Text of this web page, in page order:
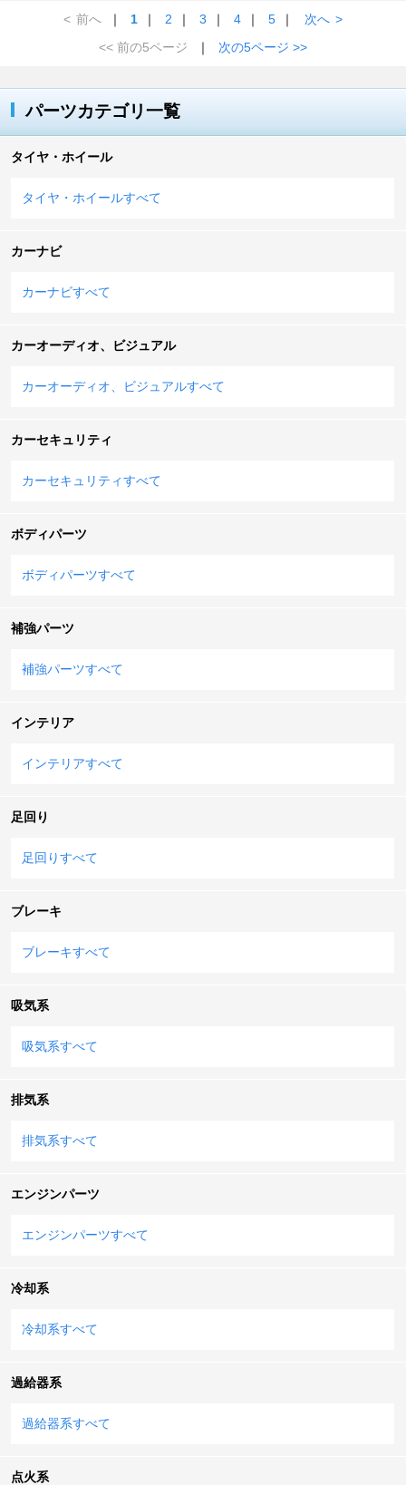
< 前へ ｜ 1 ｜ 2 ｜ 3 ｜ 4 ｜ 5 ｜ 次へ >
<< 前の5ページ
｜ 次の5ページ >>
パーツカテゴリ一覧
タイヤ・ホイール
タイヤ・ホイールすべて
カーナビ
カーナビすべて
カーオーディオ、ビジュアル
カーオーディオ、ビジュアルすべて
カーセキュリティ
カーセキュリティすべて
ボディパーツ
ボディパーツすべて
補強パーツ
補強パーツすべて
インテリア
インテリアすべて
足回り
足回りすべて
ブレーキ
ブレーキすべて
吸気系
吸気系すべて
排気系
排気系すべて
エンジンパーツ
エンジンパーツすべて
冷却系
冷却系すべて
過給器系
過給器系すべて
点火系